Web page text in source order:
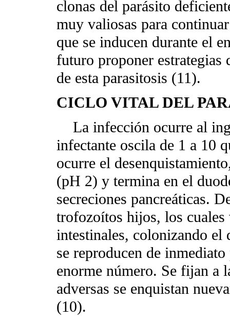
clonas del parásito
muy valiosas para
que se inducen durante el
futuro proponer
de esta parasitosis (11).
CICLO VITAL DEL
La infección ocurre al
infectante oscila de 1 a 10
ocurre el
(pH 2) y termina en el
secreciones pancreáticas.
trofozoítos hijos, los
intestinales, colonizando
se reproducen de
enorme número. Se fijan a
adversas se enquistan
(10).